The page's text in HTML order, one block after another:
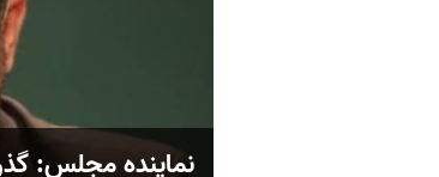
نماینده مجلس: